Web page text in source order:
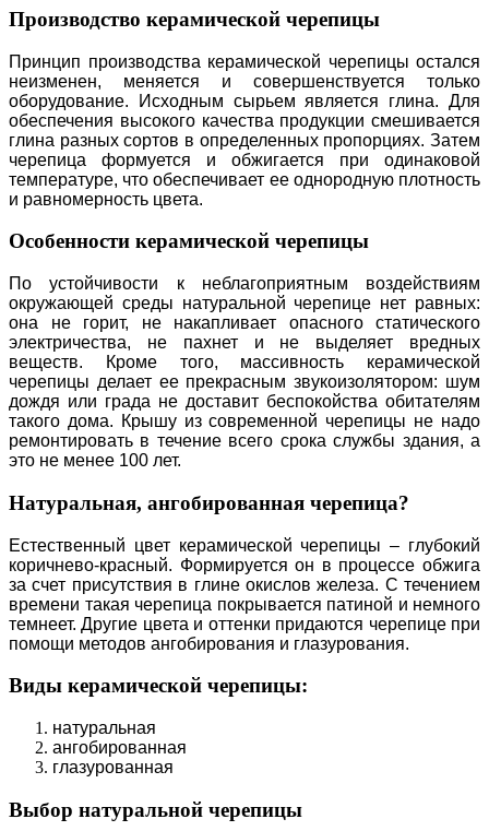
Производство керамической черепицы
Принцип производства керамической черепицы остался
неизменен, меняется и совершенствуется только
оборудование. Исходным сырьем является глина. Для
обеспечения высокого качества продукции смешивается
глина разных сортов в определенных пропорциях. Затем
черепица формуется и обжигается при одинаковой
температуре, что обеспечивает ее однородную плотность
и равномерность цвета.
Особенности керамической черепицы
По устойчивости к неблагоприятным воздействиям
окружающей среды натуральной черепице нет равных:
она не горит, не накапливает опасного статического
электричества, не пахнет и не выделяет вредных
веществ. Кроме того, массивность керамической
черепицы делает ее прекрасным звукоизолятором: шум
дождя или града не доставит беспокойства обитателям
такого дома. Крышу из современной черепицы не надо
ремонтировать в течение всего срока службы здания, а
это не менее 100 лет.
Натуральная, ангобированная черепица?
Естественный цвет керамической черепицы – глубокий
коричнево-красный. Формируется он в процессе обжига
за счет присутствия в глине окислов железа. C течением
времени такая черепица покрывается патиной и немного
темнеет. Другие цвета и оттенки придаются черепице при
помощи методов ангобирования и глазурования.
Виды керамической черепицы:
натуральная
ангобированная
глазурованная
Выбор натуральной черепицы